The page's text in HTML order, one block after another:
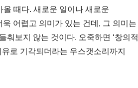
올 때다. 새로운 일이나 새로운
어렵고 의미가 있는 건데, 그 의미는
춰보지 않는 것이다. 오죽하면 ‘창의적
로 기각되더라는 우스갯소리까지